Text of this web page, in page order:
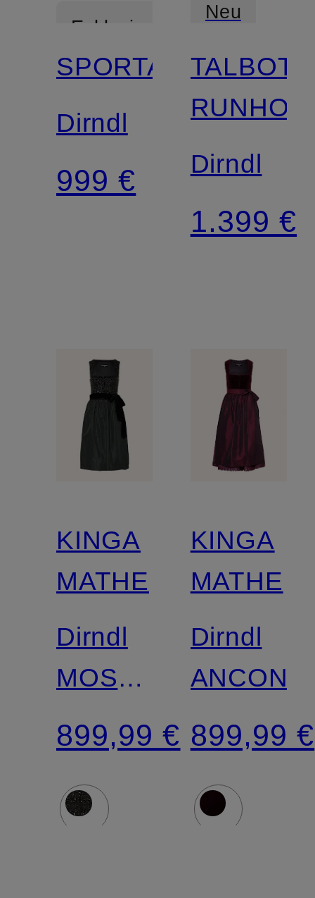
Exklusiv
SPORTALM
Dirndl
999 €
Neu
TALBOT
RUNHOF
Dirndl
1.399 €
KINGA
MATHE
Dirndl
MOSTAR
mit
Glitzergarn
899,99 €
KINGA
MATHE
Dirndl
ANCONA
899,99 €